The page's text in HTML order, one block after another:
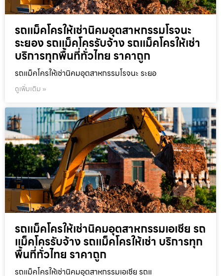
รถแม็คโครให้เช่านิคมอุตสาหกรรมโรจนะ
ระยอง รถแม็คโครรับจ้าง รถแม็คโครให้เช่า
บริการทุกพื้นที่ทั่วไทย ราคาถูก
รถแม็คโครให้เช่านิคมอุตสาหกรรมโรจนะ ระยอ
ดูเพิ่มเติม »
รถแม็คโครให้เช่านิคมอุตสาหกรรมเอเชีย รถ
แม็คโครรับจ้าง รถแม็คโครให้เช่า บริการทุก
พื้นที่ทั่วไทย ราคาถูก
รถแม็คโครให้เช่านิคมอุตสาหกรรมเอเชีย รถแ